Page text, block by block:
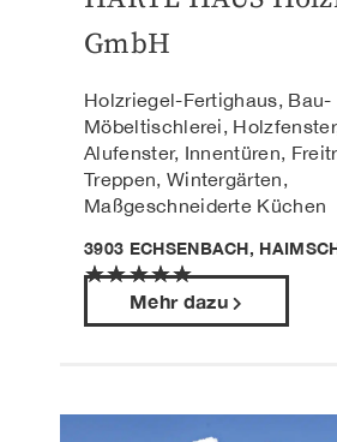
GmbH
Holzriegel-Fertighaus, Bau-
Möbeltischlerei,
Alufenster, Innentüren,
Treppen, Wintergärten,
Maßgeschneiderte Küchen
3903 ECHSENBACH,
★★★★★
Mehr dazu